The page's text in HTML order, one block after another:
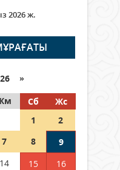
ҚАЛАЙ
бере
2026 ж.
»
Сб
Жс
1
2
7 8
9
14 15
16